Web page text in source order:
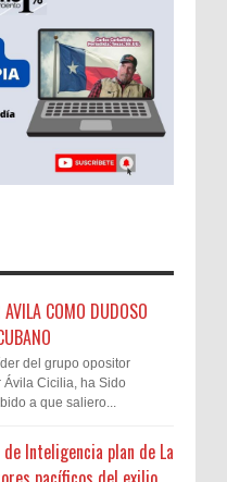
AVILA COMO DUDOSO
del grupo opositor
Ávila Cicilia, ha Sido
a que saliero...
Inteligencia plan de La